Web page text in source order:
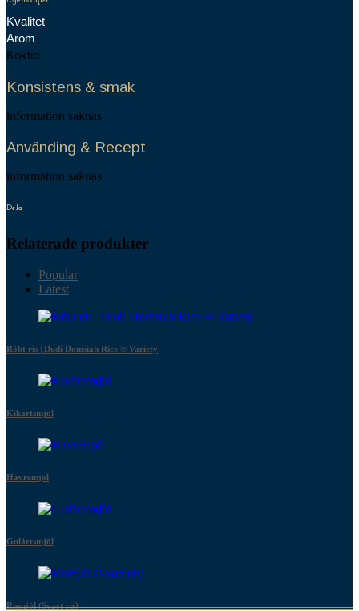
Kvalitet
Arom
Koktid
Konsistens & smak
information saknas
Använding & Recept
information saknas
Dela
Relaterade produkter
Popular
Latest
Rökt ris | Dudi Domsiah Rice ® Variety
Kikärtsmjöl
Havremjöl
Gulärtsmjöl
Rismjöl (Svart ris)